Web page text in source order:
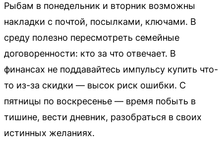
Рыбам в понедельник и вторник возможны
накладки с почтой, посылками, ключами. В
среду полезно пересмотреть семейные
договоренности: кто за что отвечает. В
финансах не поддавайтесь импульсу купить что-
то из-за скидки — высок риск ошибки. С
пятницы по воскресенье — время побыть в
тишине, вести дневник, разобраться в своих
истинных желаниях.